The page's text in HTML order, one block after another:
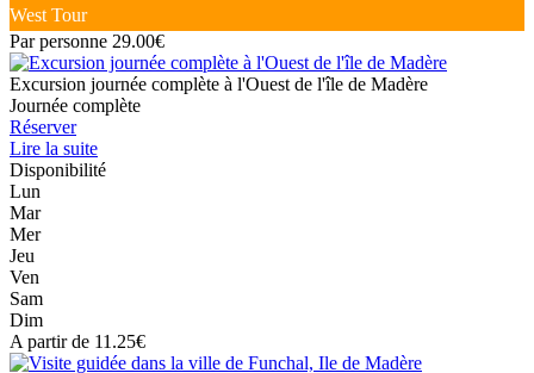
West Tour
Par personne 29.00€
Excursion journée complète à l'Ouest de l'île de Madère
Journée complète
Réserver
Lire la suite
Disponibilité
Lun
Mar
Mer
Jeu
Ven
Sam
Dim
A partir de 11.25€